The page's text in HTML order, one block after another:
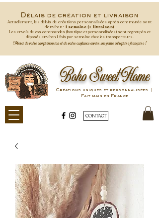
Délais de création et livraison
Actuellement, les délais de créations personnalisées après commande sont
d'environ : 1 semaine (+ livraison)
Les envois de vos commandes (boutique et personnalisées) sont regroupés et
déposés environ 1 fois par semainechez les transporteurs.
Merci de votre compréhension et de votre confiance envers une petite entreprise française !
Boho Sweet Home
Créations uniques et personnalisées |
Fait main en France
CONTACT